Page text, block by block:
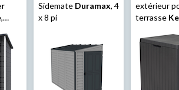
pi
Sidemate Duramax, 4
x 8 pi
extérieur
terrasse
gris